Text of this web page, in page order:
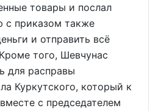
товары и послал
с приказом также
и отправить всё
того, Шевчунас
для расправы
Куркутского, который к
с председателем